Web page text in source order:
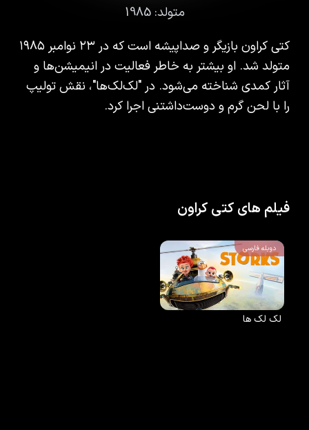
متولد:1985
کتی کراون بازیگر و صداپیشه است که در ۲۳ نوامبر ۱۹۸۵
متولد شد. او بیشتر به خاطر فعالیت در انیمیشن‌ها و
آثار کمدی شناخته می‌شود. در "لک‌لک‌ها"، نقش تولیپ
را با لحن گرم و دوست‌داشتنی اجرا کرد.
فیلم های کتی کراون
دوبله فارسی
لک لک ها